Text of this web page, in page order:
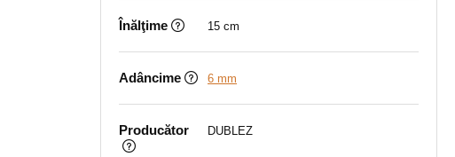
Înălţime 15 cm
Adâncime 6 mm
Producător DUBLEZ